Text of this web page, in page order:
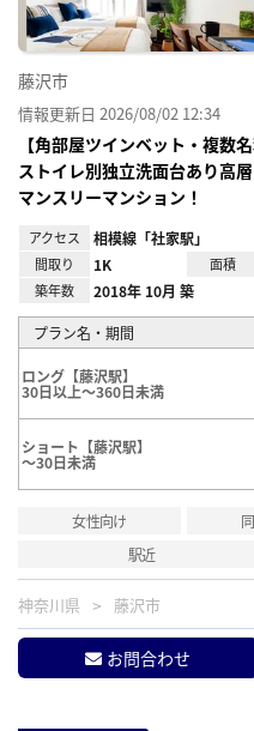
藤沢市
情報更新日 2026/08/02 12:34
【角部屋ツインベット・複数
ストイレ別独立洗面台あり高
マンスリーマンション！
アクセス 相模線「社家駅」
間取り 1K 面積
築年数 2018年 10月 築
プラン名・期間
ロング【藤沢駅】
30日以上～360日未満
ショート【藤沢駅】
～30日未満
女性向け
駅近
神奈川県 藤沢市
お問合わせ